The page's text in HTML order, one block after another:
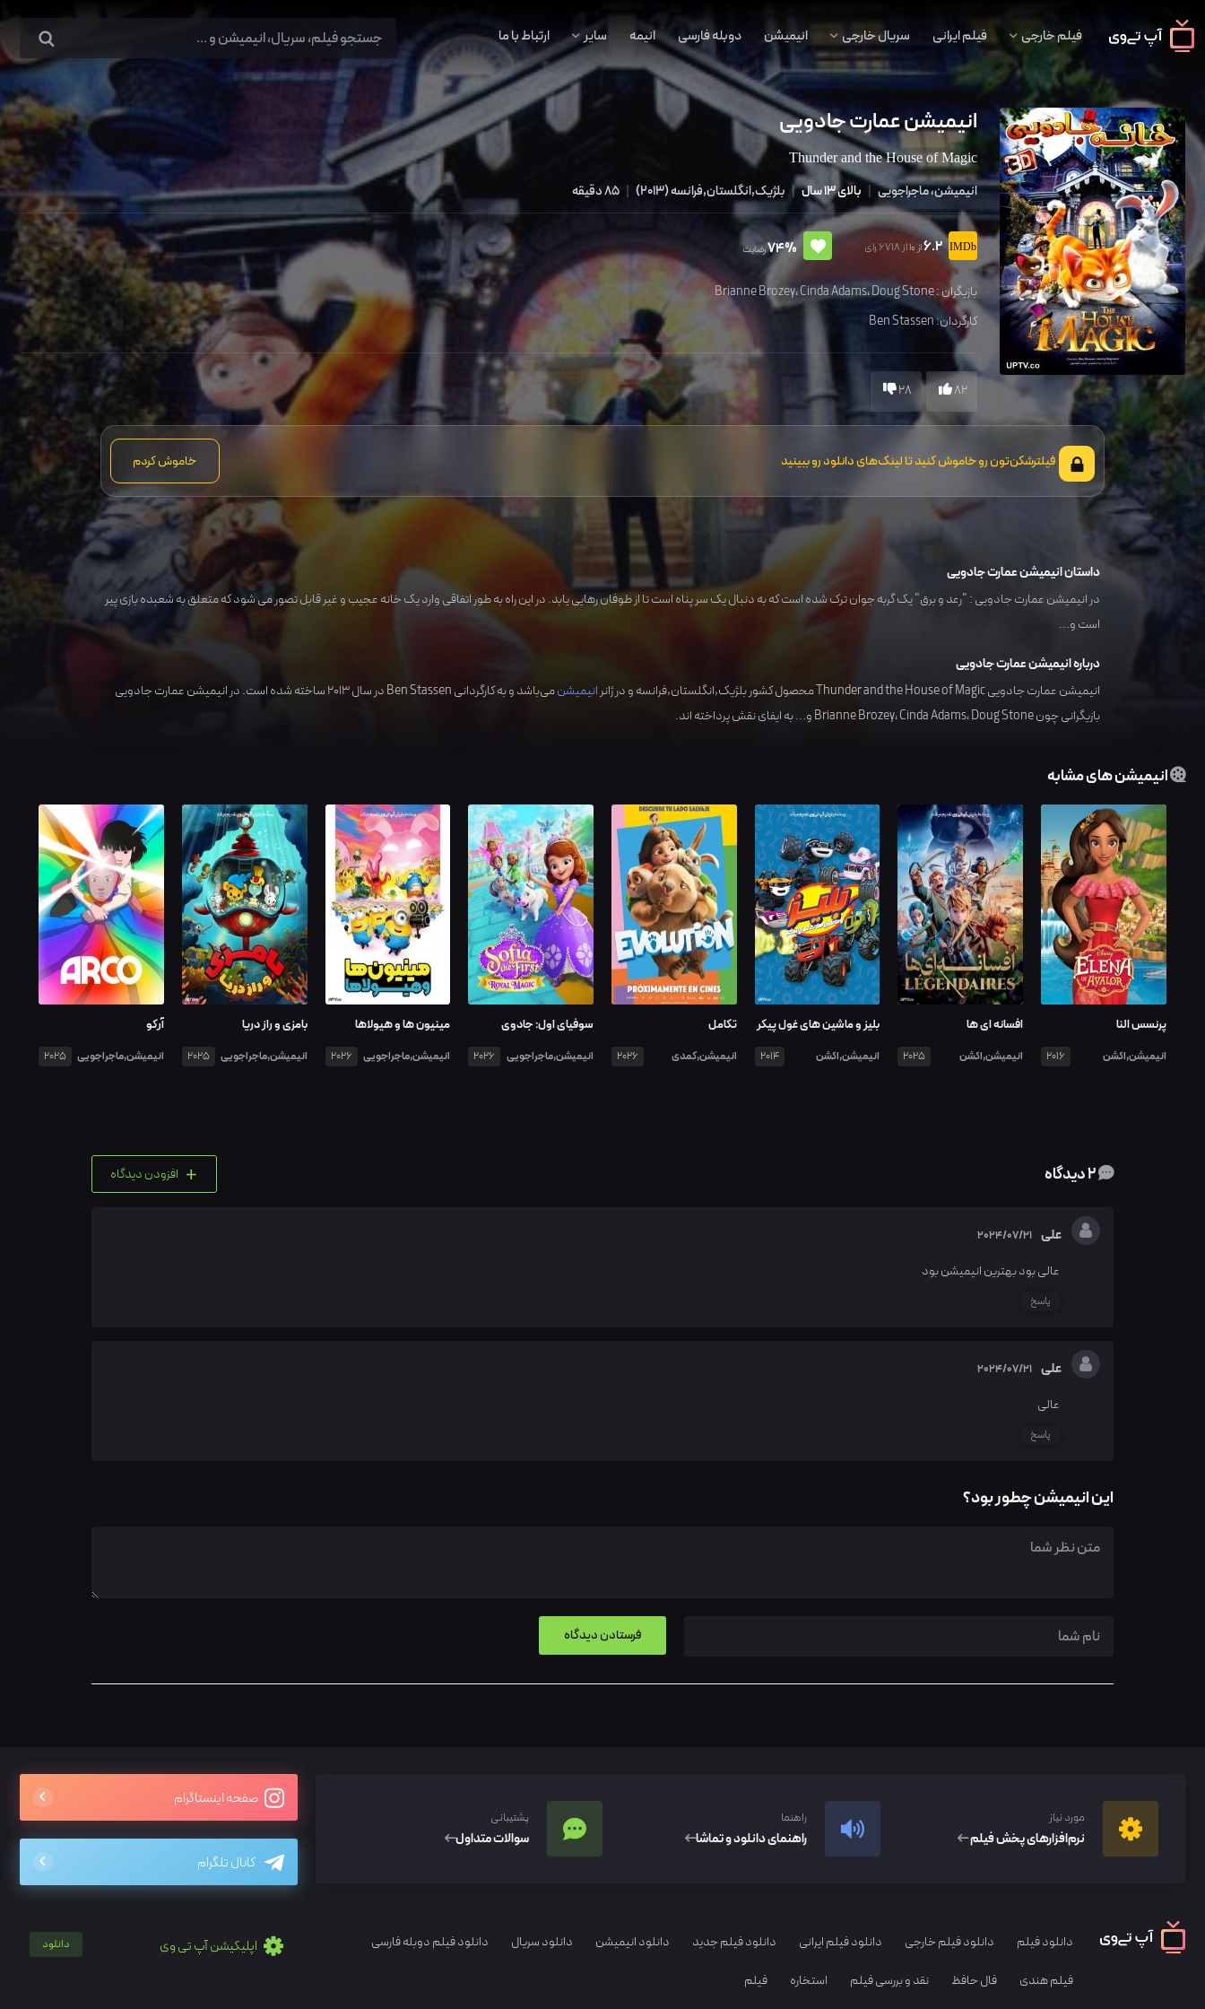
فیلم خارجی فیلم ایرانی سریال خارجی انیمیشن دوبله فارسی انیمه سایر ارتباط با ما
انیمیشن عمارت جادویی
Thunder and the House of Magic
انیمیشن، ماجراجویی | بالای 13 سال | بلژیک,انگلستان,فرانسه(
2013
)
|
6.2از 10 از 6718 رای 74%رضایت
بازیگران : Brianne Brozey،Cinda Adams،Doug Stone
کارگردان:Ben Stassen
82
28
فیلترشکن‌تون رو خاموش کنید تا لینک‌های دانلود رو ببینید خاموش کردم
داستان انیمیشن عمارت جادویی
در انیمیشن عمارت جادویی : "رعد و برق" یک گربه جوان ترک شده است که به دنبال یک سر پناه است تا از طوفان رهایی یابد. در این راه به طور اتفاقی وارد یک خانه عجیب و غیر قابل تصور می شود که متعلق به شعبده بازی پیر
است و...
درباره انیمیشن عمارت جادویی
انیمیشن عمارت جادویی Thunder and the House of Magic محصول کشور بلژیک,انگلستان,فرانسهو در ژانرانیمیشنمی‌باشد و به کارگردانیBen Stassenدر سال2013ساخته شده است. در انیمیشن عمارت جادویی
بازیگرانی چون
Brianne Brozey،Cinda Adams،Doug Stone و... به ایفای نقش پرداخته اند.
انیمیشن های مشابه
پرنسس النا
انیمیشن,اکشن 2016
افسانه ای ها
انیمیشن,اکشن 2025
بلیز و ماشین های غول پیکر
انیمیشن,اکشن 2014
تکامل
انیمیشن,کمدی 2026
سوفیای اول: جادوی
سلطنتی
انیمیشن,ماجراجویی 2026
مینیون ها و هیولاها
انیمیشن,ماجراجویی 2026
بامزی و راز دریا
انیمیشن,ماجراجویی 2025
آرکو
انیمیشن,ماجراجویی 2025
2 دیدگاه + افزودن دیدگاه
علی 2024/07/21
عالی بود بهترین انیمیشن بود
پاسخ
علی 2024/07/21
عالی
پاسخ
این انیمیشن چطور بود؟
مورد نیاز
نرم‌افزار‌های پخش فیلم
راهنما
راهنمای دانلود و تماشا
پشتیبانی
سوالات متداول
صفحه اینستاگرام
کانال تلگرام
دانلود فیلم دانلود فیلم خارجی دانلود فیلم ایرانی دانلود فیلم جدید دانلود انیمیشن دانلود سریال دانلود فیلم دوبله فارسی
فیلم هندی فال حافظ نقد و بررسی فیلم استخاره فیلم
اپلیکیشن آپ تی وی دانلود